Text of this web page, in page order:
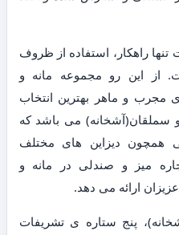
راهکار، استفاده از ظروف
از این رو مجموعه مانه و
مجرب و ماهر بهترین انتخاب
سملقان(آشخانه) می باشد که
همچون دیزاین های مختلف
میز و صندلی در مانه و
ارائه می دهد.
پنج ستاره ی تشریفات